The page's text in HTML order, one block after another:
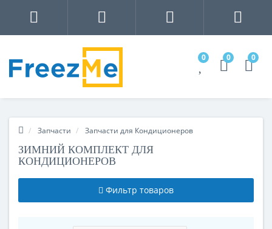
0 0 0
Запчасти Запчасти для Кондиционеров
ЗИМНИЙ КОМПЛЕКТ ДЛЯ
КОНДИЦИОНЕРОВ
Фильтр товаров